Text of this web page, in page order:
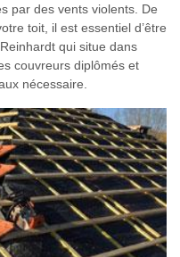
par des vents violents. De
toit, il est essentiel d’être
qui situe dans
couvreurs diplômés et
nécessaire.